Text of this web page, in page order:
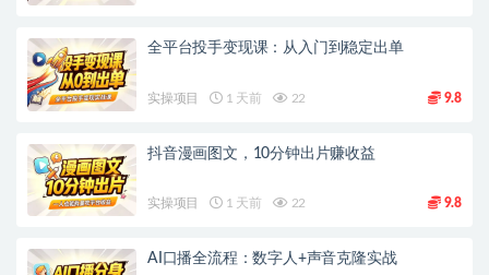
全平台投手变现课：从入门到稳定出单
实操项目 1 天前 22 9.8
抖音漫画图文，10分钟出片赚收益
实操项目 1 天前 22 9.8
AI口播全流程：数字人+声音克隆实战